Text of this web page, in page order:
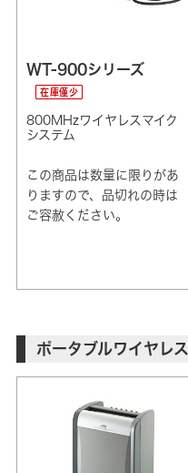
WT-900シリーズ
在庫僅少
800MHzワイヤレスマイク
システム
この商品は数量に限りがあ
りますので、品切れの時は
ご容赦ください。
ポータブルワイヤレス